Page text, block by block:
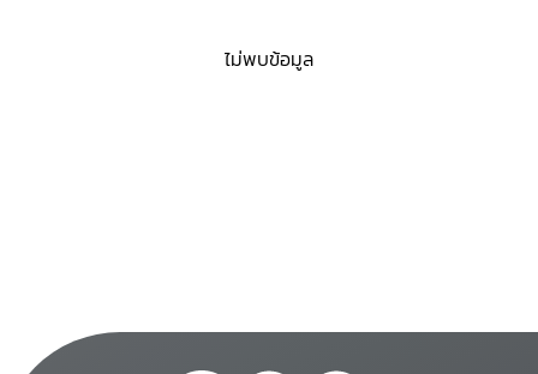
ไม่พบข้อมูล